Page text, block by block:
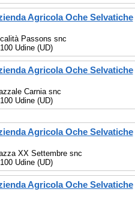
Agricola Oche Selvatiche
Passons snc
Udine (UD)
Agricola Oche Selvatiche
Carnia snc
Udine (UD)
Agricola Oche Selvatiche
XX Settembre snc
Udine (UD)
Agricola Oche Selvatiche